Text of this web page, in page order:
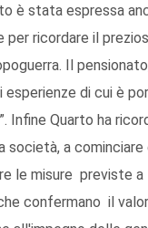
è stata espressa
per ricordare il
Il
esperienze di cui è
Infine Quarto ha
società, a
le misure previste
confermano il